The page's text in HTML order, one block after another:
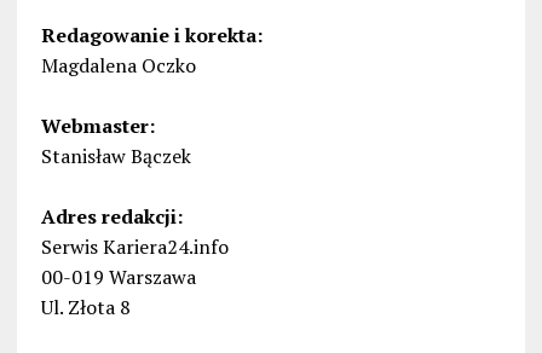
Redagowanie i korekta:
Magdalena Oczko
Webmaster:
Stanisław Bączek
Adres redakcji:
Serwis Kariera24.info
00-019 Warszawa
Ul. Złota 8